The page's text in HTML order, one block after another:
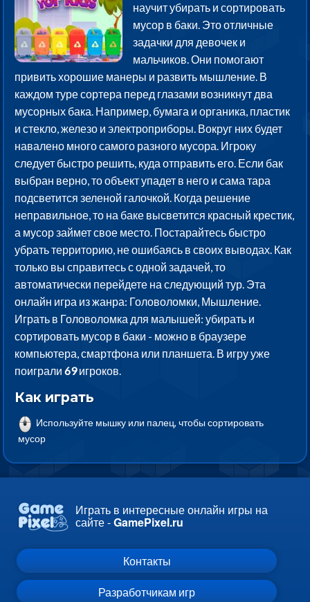
научит убирать и сортировать
мусор в баки. Это отличные
задачки для девочек и
мальчиков. Они помогают
привить хорошие манеры и развить мышление. В
каждом туре сортера перед глазами возникнут два
мусорных бака. Например, бумага и органика, пластик
и стекло, железо и электроприборы. Вокруг них будет
навалено много самого разного мусора. Игроку
следует быстро решить, куда отправить его. Если бак
выбран верно, то объект упадет в него и сама тара
подсветится зеленой галочкой. Когда решение
неправильное, то на баке высветится красный крестик,
а мусор займет свое место. Постарайтесь быстро
убрать территорию, не ошибаясь в своих выводах. Как
только вы справитесь с одной задачей, то
автоматически перейдете на следующий тур. Эта
онлайн игра из жанра: Головоломки, Мышление.
Играть в Головоломка для малышей: убирать и
сортировать мусор в баки - можно в браузере
компьютера, смартфона или планшета. В игру уже
поиграли69игроков.
Как играть
Используйте мышку или палец, чтобы сортировать
мусор
Играть в интересные онлайн игры на
сайте -GamePixel.ru
Контакты
Разработчикам игр